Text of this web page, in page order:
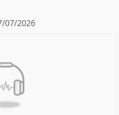
07/2026